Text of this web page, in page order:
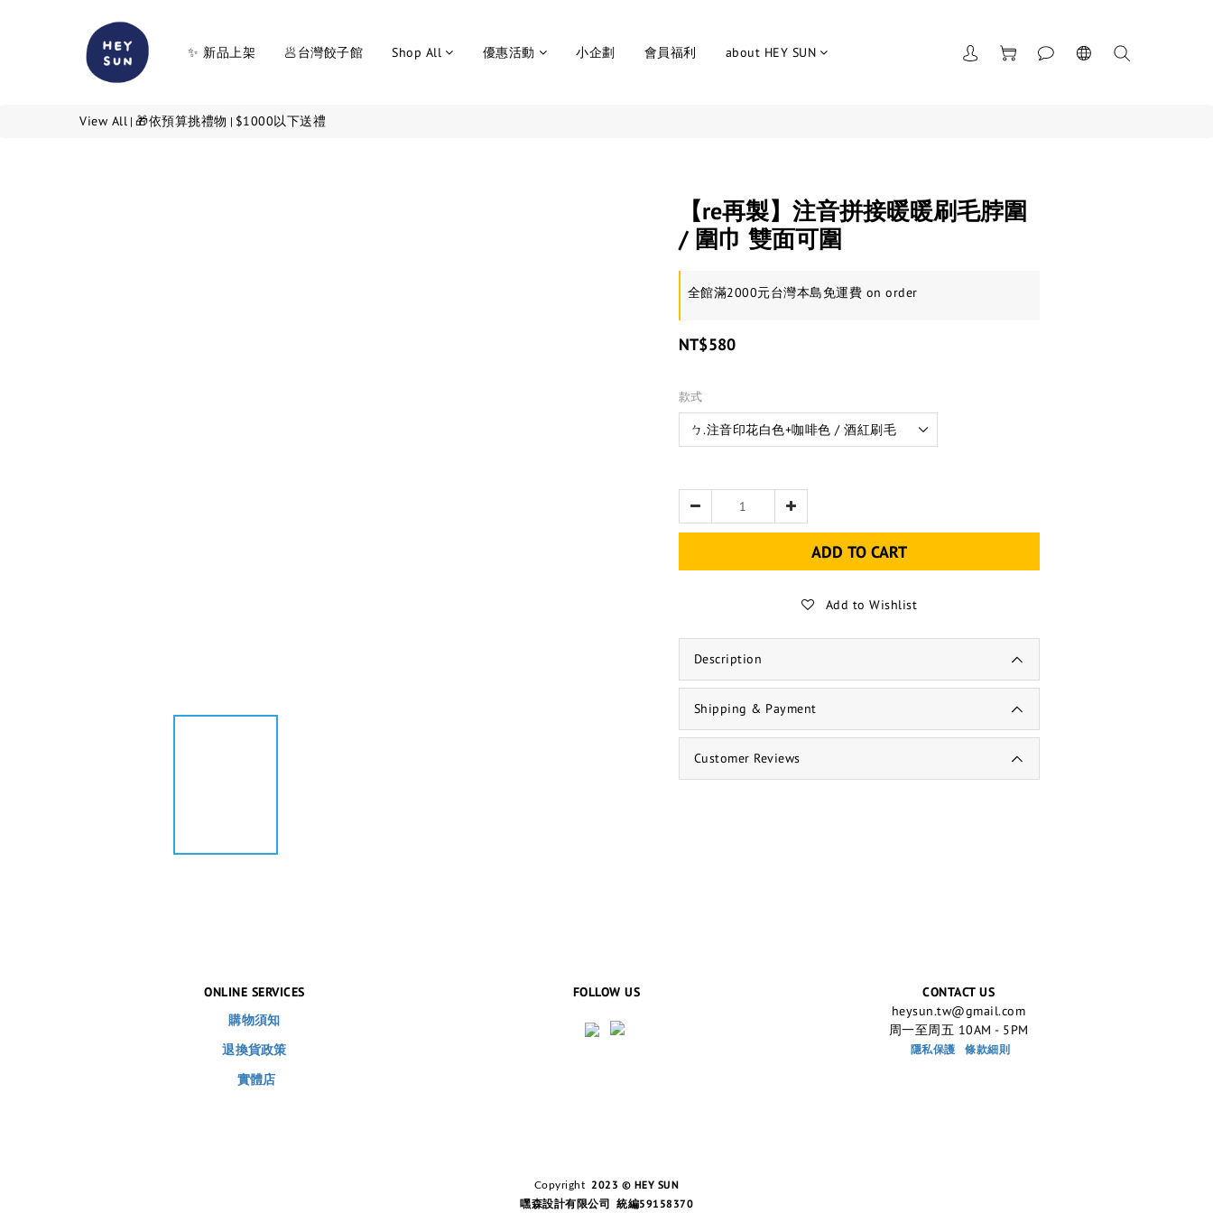
✨ 新品上架 🥟台灣餃子館 Shop All 優惠活動 小企劃 會員福利 about HEY SUN
View All | 🎁依預算挑禮物 | $1000以下送禮
【re再製】注音拼接暖暖刷毛脖圍
/ 圍巾 雙面可圍
全館滿2000元台灣本島免運費 on order
NT$580
款式
ADD TO CART
Add to Wishlist
Description
Shipping & Payment
Customer Reviews
ONLINE SERVICES
購物須知
退換貨政策
實體店
FOLLOW US
CONTACT US
heysun.tw@gmail.com
周一至周五 10AM - 5PM
隱私保護 條款細則
Copyright 2023 © HEY SUN
嘿森設計有限公司 統編59158370